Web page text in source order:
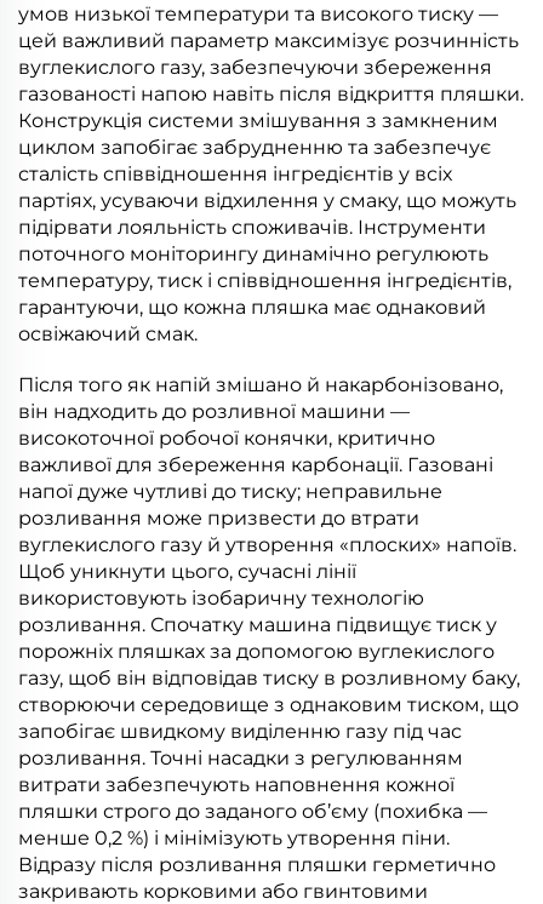
умов низької температури та високого тиску —
цей важливий параметр максимізує розчинність
вуглекислого газу, забезпечуючи збереження
газованості напою навіть після відкриття пляшки.
Конструкція системи змішування з замкненим
циклом запобігає забрудненню та забезпечує
сталість співвідношення інгредієнтів у всіх
партіях, усуваючи відхилення у смаку, що можуть
підірвати лояльність споживачів. Інструменти
поточного моніторингу динамічно регулюють
температуру, тиск і співвідношення інгредієнтів,
гарантуючи, що кожна пляшка має однаковий
освіжаючий смак.
Після того як напій змішано й накарбонізовано,
він надходить до розливної машини —
високоточної робочої конячки, критично
важливої для збереження карбонації. Газовані
напої дуже чутливі до тиску; неправильне
розливання може призвести до втрати
вуглекислого газу й утворення «плоских» напоїв.
Щоб уникнути цього, сучасні лінії
використовують ізобаричну технологію
розливання. Спочатку машина підвищує тиск у
порожніх пляшках за допомогою вуглекислого
газу, щоб він відповідав тиску в розливному баку,
створюючи середовище з однаковим тиском, що
запобігає швидкому виділенню газу під час
розливання. Точні насадки з регулюванням
витрати забезпечують наповнення кожної
пляшки строго до заданого об’єму (похибка —
менше 0,2 %) і мінімізують утворення піни.
Відразу після розливання пляшки герметично
закривають корковими або гвинтовими